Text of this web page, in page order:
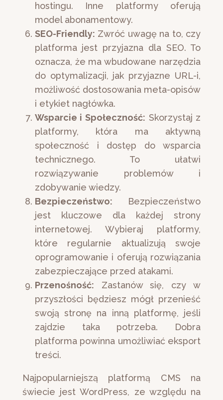
hostingu. Inne platformy oferują
model abonamentowy.
SEO-Friendly: Zwróć uwagę na to, czy
platforma jest przyjazna dla SEO. To
oznacza, że ma wbudowane narzędzia
do optymalizacji, jak przyjazne URL-i,
możliwość dostosowania meta-opisów
i etykiet nagłówka.
Wsparcie i Społeczność: Skorzystaj z
platformy, która ma aktywną
społeczność i dostęp do wsparcia
technicznego. To ułatwi
rozwiązywanie problemów i
zdobywanie wiedzy.
Bezpieczeństwo: Bezpieczeństwo
jest kluczowe dla każdej strony
internetowej. Wybieraj platformy,
które regularnie aktualizują swoje
oprogramowanie i oferują rozwiązania
zabezpieczające przed atakami.
Przenośność: Zastanów się, czy w
przyszłości będziesz mógł przenieść
swoją stronę na inną platformę, jeśli
zajdzie taka potrzeba. Dobra
platforma powinna umożliwiać eksport
treści.
Najpopularniejszą platformą CMS na
świecie jest WordPress, ze względu na